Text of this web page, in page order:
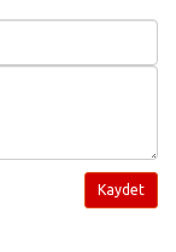
Kaydet